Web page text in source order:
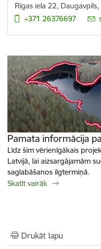
Rīgas iela 22, Daugavpils,
+371 26376697
Pamata informācija
Līdz šim vērienīgākais
Latvijā, lai aizsargājamām
saglabāšanos ilgtermiņā.
Skatīt vairāk
Drukāt lapu